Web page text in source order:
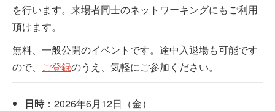
を行います。来場者同士のネットワーキングにもご利用
頂けます。
無料、一般公開のイベントです。途中入退場も可能です
ので、 ご登録のうえ、気軽にご参加ください。
日時：2026年6月12日（金）